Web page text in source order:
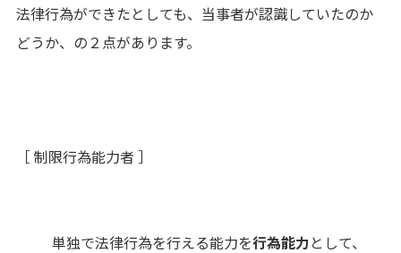
法律行為ができたとしても、当事者が認識していたのか
どうか、の２点があります。
［ 制限行為能力者 ］
単独で法律行為を行える能力を行為能力として、